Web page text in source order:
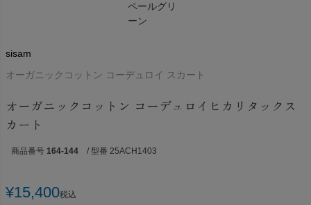
ペールグリ
ーン
sisam
オーガニックコットン コーデュロイ スカート
オーガニックコットン コーデュロイヒカリタックス
カート
商品番号 164-144 / 型番 25ACH1403
¥15,400税込